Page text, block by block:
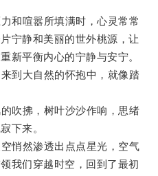
喧嚣所填满时，心灵常常
宁静和美丽的世外桃源，让
新平衡内心的宁静与安宁。
大自然的怀抱中，就像踏
拂，树叶沙沙作响，思绪
下来。
然渗透出点点星光，空气
我们穿越时空，回到了最初